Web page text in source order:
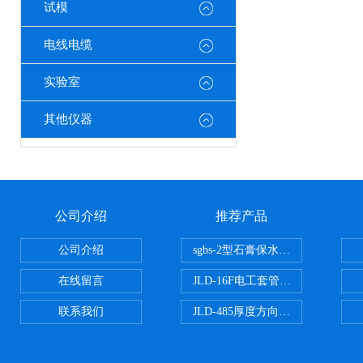
试模
电线电缆
实验室
其他仪器
公司介绍
公司介绍
在线留言
联系我们
推荐产品
sgbs-2型石膏保水率测定仪粉刷
JLD-16F电工套管恒温水浴管材
JLD-485厚度方向性钢板拉伸试验